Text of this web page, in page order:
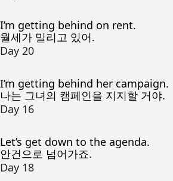
I’m getting behind on rent.
월세가 밀리고 있어.
Day 20
I’m getting behind her campaign.
나는 그녀의 캠페인을 지지할 거야.
Day 16
Let’s get down to the agenda.
안건으로 넘어가죠.
Day 18